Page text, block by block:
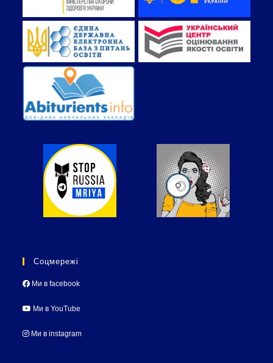
Соцмережі
Ми в facebook
Ми в YouTube
Ми в instagram